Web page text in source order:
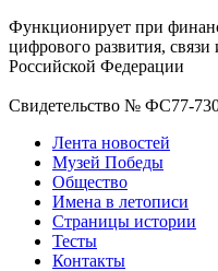
Функционирует при
цифрового развития,
Российской Федерации
Свидетельство № ФС77-
Лента новостей
Музей Победы
Общество
Имена в летописи
Страницы истории
Тесты
Контакты